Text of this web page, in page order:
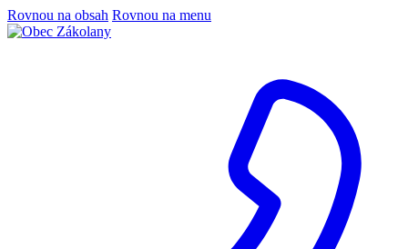
Rovnou na obsah Rovnou na menu